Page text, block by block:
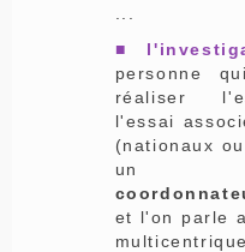
■
personne
réaliser
l'essai
(nationaux
et l'on parle
multicentrique.